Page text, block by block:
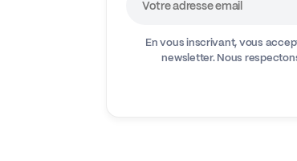
En vous inscrivant, vous
newsletter.Nous